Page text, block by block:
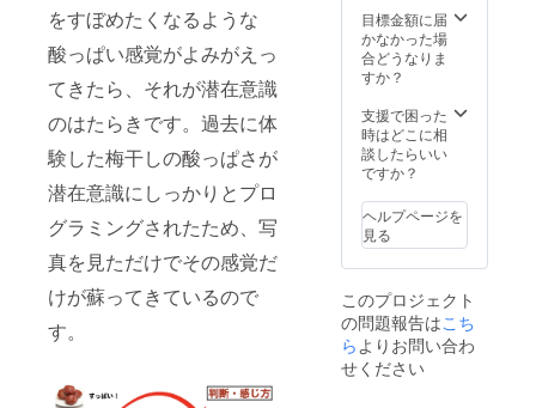
をすぼめたくなるような
酸っぱい感覚がよみがえっ
てきたら、それが潜在意識
のはたらきです。過去に体
験した梅干しの酸っぱさが
潜在意識にしっかりとプロ
グラミングされたため、写
真を見ただけでその感覚だ
けが蘇ってきているので
す。
為では
ござい
ませ
は個人
差がご
ざいま
すこと
ご了承
くださ
い。
己負
担、講
師の交
いただ
きま
す。 ※
有効期
2022年
4月から
1年間。
※法令に
医療、
診療行
為では
ござい
ませ
360,000
円で提
供いた
日程は
メール
で調整
いたし
※対面の
場合は
首都圏
（1都7
貸し会
議室等
公共の
場所と
させて
目標金額に届
かなかった場
合どうなりま
すか？
支援で困った
時はどこに相
談したらいい
ですか？
ヘルプページを
見る
このプロジェクト
の問題報告はこち
らよりお問い合わ
せください